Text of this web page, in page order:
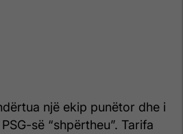
një ekip punëtor dhe i
së “shpërtheu”. Tarifa